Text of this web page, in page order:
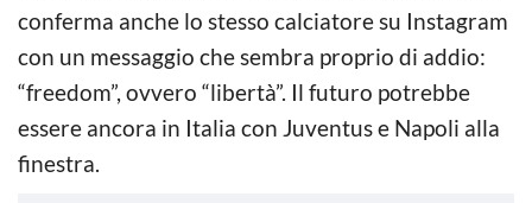
conferma anche lo stesso calciatore su Instagram
con un messaggio che sembra proprio di addio:
“freedom”, ovvero “libertà”. Il futuro potrebbe
essere ancora in Italia con Juventus e Napoli alla
finestra.